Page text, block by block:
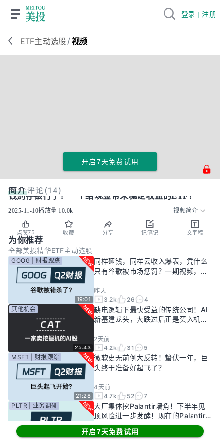
ETF主动选股 /视频
开启7天免费试用
简介评论(14)
钱别存银行了！一个给现金带来稳定收益的ETF！
2025-11-10播放量 10.0k 视频简介
点赞75 收藏 分享 记笔记 文字稿
为你推荐
全部美投精华ETF主动选股
19:01
GOOG | 财报跟踪
同样砸钱，同样云收入爆表，凭什么
只有谷歌被市场惩罚？一期视频，告
昨天
3.2k
26 4
25:43
其他机会
缺电逻辑下最快受益的传统公司！AI
新基建龙头，大跌过后正是买入机
2天前
4.2k
31 5
21:28
MSFT | 财报跟踪
微软史无前例大反转！蛰伏一年，巨
头终于准备好起飞了？
4天前
4.7k
52 7
PLTR | 业务调研
大厂集体挖Palantir墙角！下半年见
顶风险进一步发酵！现在的Palantir
还要投资吗？
7天前
开启7天免费试用
登录 | 注册